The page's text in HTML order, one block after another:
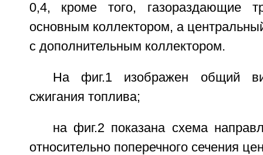
0,4, кроме того, газораздающие
основным коллектором, а
с дополнительным коллектором.
На фиг.1 изображен общий
сжигания топлива;
на фиг.2 показана схема
относительно поперечного сечения